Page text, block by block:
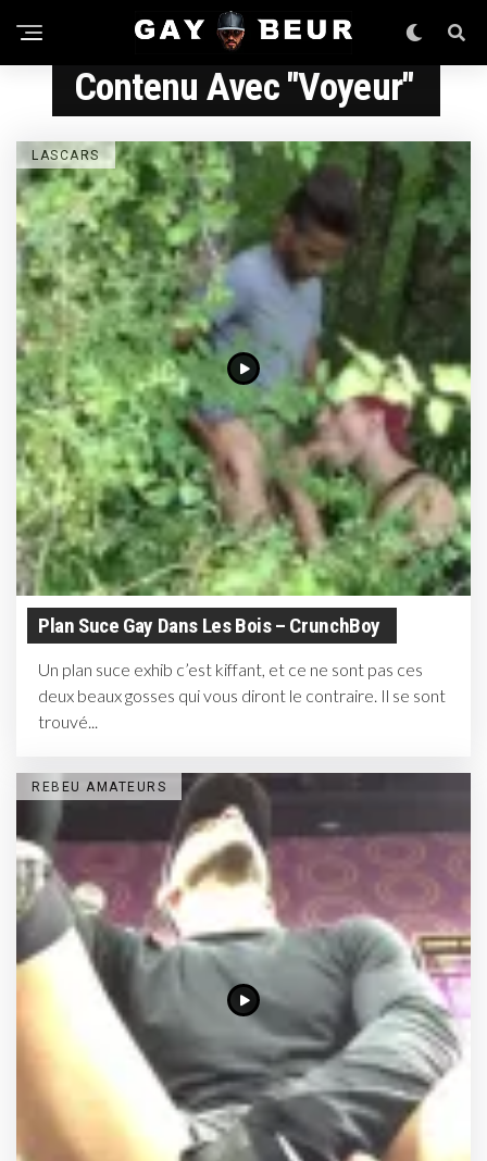
Contenu Avec "voyeur"
LASCARS
Plan Suce Gay Dans Les Bois – CrunchBoy
Un plan suce exhib c’est kiffant, et ce ne sont pas ces
deux beaux gosses qui vous diront le contraire. Il se sont
trouvé...
REBEU AMATEURS